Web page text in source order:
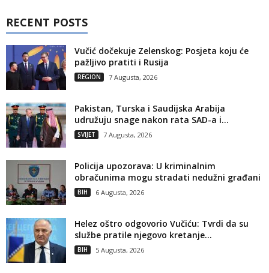
RECENT POSTS
Vučić dočekuje Zelenskog: Posjeta koju će
pažljivo pratiti i Rusija
REGION 7 Augusta, 2026
Pakistan, Turska i Saudijska Arabija
udružuju snage nakon rata SAD-a i...
SVIJET 7 Augusta, 2026
Policija upozorava: U kriminalnim
obračunima mogu stradati nedužni građani
BIH 6 Augusta, 2026
Helez oštro odgovorio Vučiću: Tvrdi da su
službe pratile njegovo kretanje...
BIH 5 Augusta, 2026